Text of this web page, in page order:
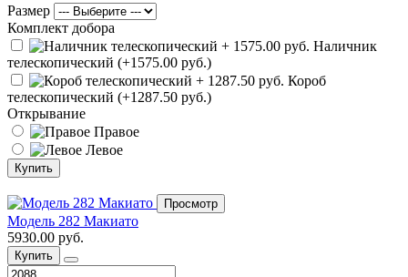
Размер
Комплект добора
Наличник
телескопический (+1575.00 руб.)
Короб
телескопический (+1287.50 руб.)
Открывание
Правое
Левое
Купить
Просмотр
Модель 282 Макиато
5930.00 руб.
Купить